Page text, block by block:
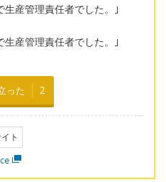
産管理責任者でした。｣
産管理責任者でした。｣
った 2
ト